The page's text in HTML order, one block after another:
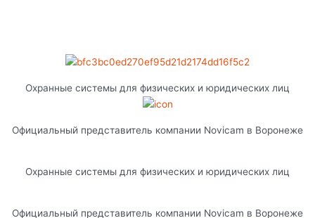
Охранные системы для физических и юридических лиц
Официальный представитель компании Novicam в Воронеже
Охранные системы для физических и юридических лиц
Официальный представитель компании Novicam в Воронеже